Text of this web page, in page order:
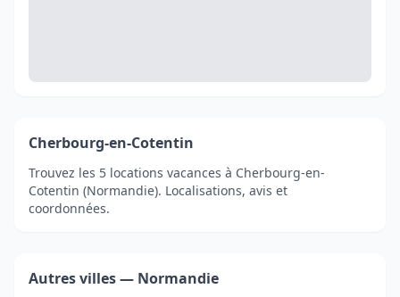
Cherbourg-en-Cotentin
Trouvez les 5 locations vacances à Cherbourg-en-
Cotentin (Normandie). Localisations, avis et
coordonnées.
Autres villes — Normandie